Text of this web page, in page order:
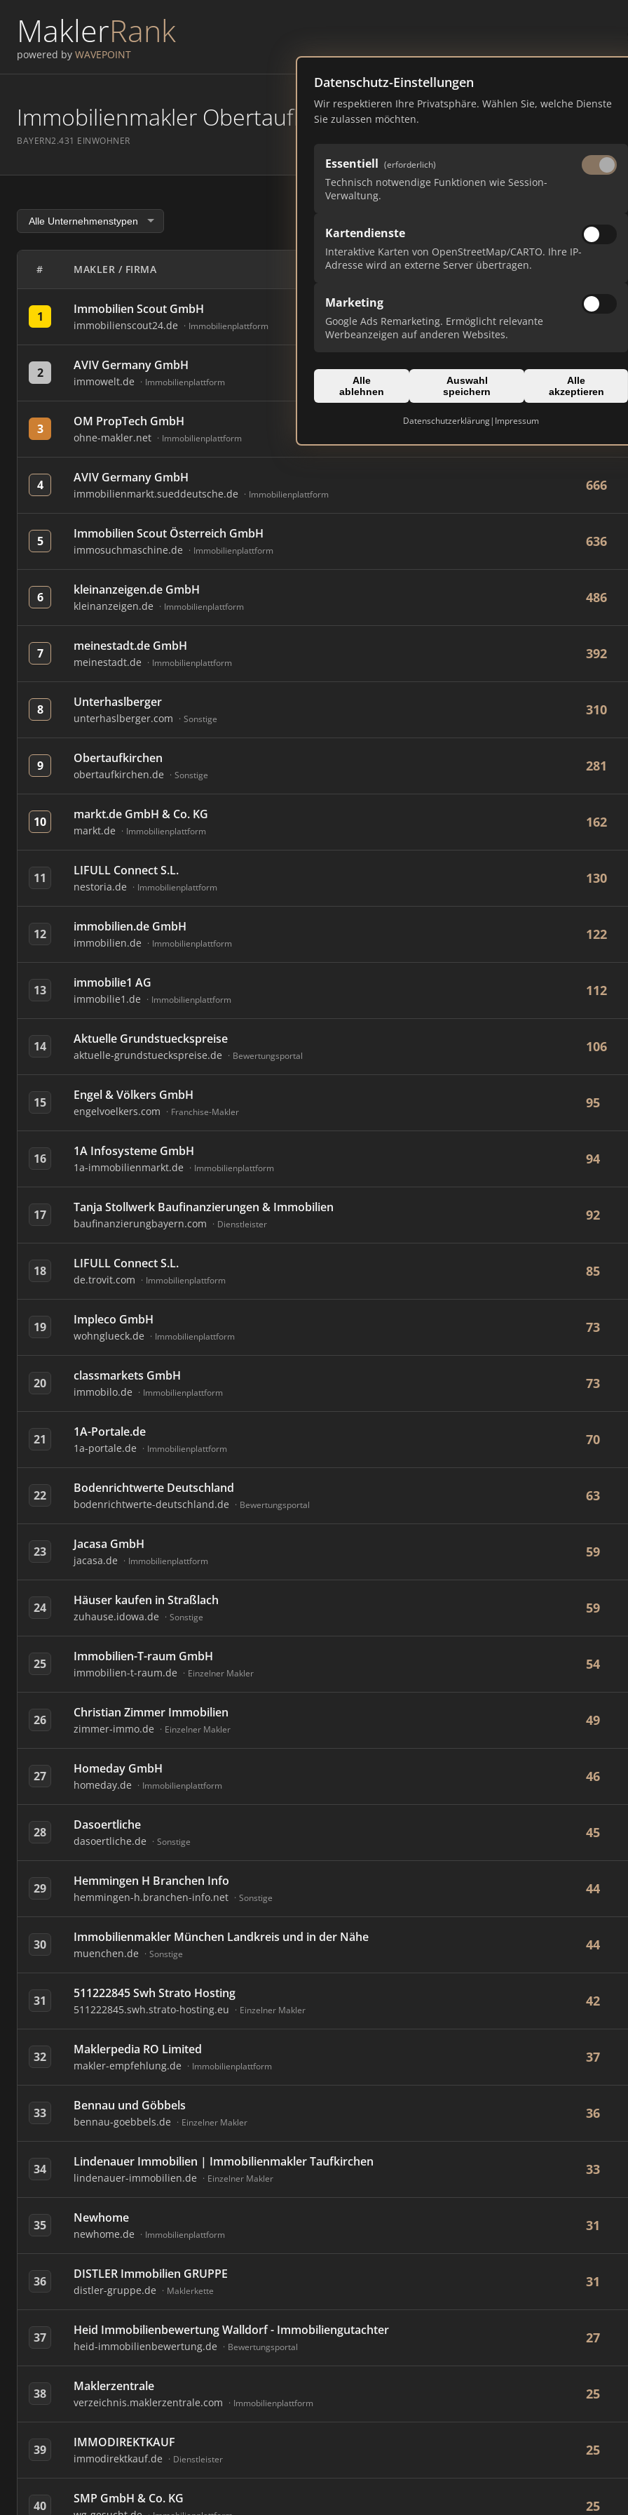
MaklerRank
powered by WAVEPOINT
Datenschutz-Einstellungen
Wir respektieren Ihre Privatsphäre. Wählen Sie, welche Dienste
Sie zulassen möchten.
Essentiell (erforderlich)
Technisch notwendige Funktionen wie Session-
Verwaltung.
Kartendienste
Interaktive Karten von OpenStreetMap/CARTO. Ihre IP-
Adresse wird an externe Server übertragen.
Marketing
Google Ads Remarketing. Ermöglicht relevante
Werbeanzeigen auf anderen Websites.
Alle
ablehnen
Auswahl
speichern
Alle
akzeptieren
Datenschutzerklärung| Impressum
Immobilienmakler Obertaufkirchen – Ranking Juli 2026
BAYERN2.431 EINWOHNER
# MAKLER / FIRMA
1 Immobilien Scout GmbH
immobilienscout24.de Immobilienplattform
894
2 AVIV Germany GmbH
immowelt.de Immobilienplattform
861
3 OM PropTech GmbH
ohne-makler.net Immobilienplattform
4 AVIV Germany GmbH
immobilienmarkt.sueddeutsche.de Immobilienplattform
666
5 Immobilien Scout Österreich GmbH
immosuchmaschine.de Immobilienplattform
636
6 kleinanzeigen.de GmbH
kleinanzeigen.de Immobilienplattform
486
7 meinestadt.de GmbH
meinestadt.de Immobilienplattform
392
8 Unterhaslberger
unterhaslberger.com Sonstige
310
9 Obertaufkirchen
obertaufkirchen.de Sonstige
281
10 markt.de GmbH & Co. KG
markt.de Immobilienplattform
162
11 LIFULL Connect S.L.
nestoria.de Immobilienplattform
130
12 immobilien.de GmbH
immobilien.de Immobilienplattform
122
13 immobilie1 AG
immobilie1.de Immobilienplattform
112
14 Aktuelle Grundstueckspreise
aktuelle-grundstueckspreise.de Bewertungsportal
106
15 Engel & Völkers GmbH
engelvoelkers.com Franchise-Makler
95
16 1A Infosysteme GmbH
1a-immobilienmarkt.de Immobilienplattform
94
17 Tanja Stollwerk Baufinanzierungen & Immobilien
baufinanzierungbayern.com Dienstleister
92
18 LIFULL Connect S.L.
de.trovit.com Immobilienplattform
85
19 Impleco GmbH
wohnglueck.de Immobilienplattform
73
20 classmarkets GmbH
immobilo.de Immobilienplattform
73
21 1A-Portale.de
1a-portale.de Immobilienplattform
70
22 Bodenrichtwerte Deutschland
bodenrichtwerte-deutschland.de Bewertungsportal
63
23 Jacasa GmbH
jacasa.de Immobilienplattform
59
24 Häuser kaufen in Straßlach
zuhause.idowa.de Sonstige
59
25 Immobilien-T-raum GmbH
immobilien-t-raum.de Einzelner Makler
54
26 Christian Zimmer Immobilien
zimmer-immo.de Einzelner Makler
49
27 Homeday GmbH
homeday.de Immobilienplattform
46
28 Dasoertliche
dasoertliche.de Sonstige
45
29 Hemmingen H Branchen Info
hemmingen-h.branchen-info.net Sonstige
44
30 Immobilienmakler München Landkreis und in der Nähe
muenchen.de Sonstige
44
31 511222845 Swh Strato Hosting
511222845.swh.strato-hosting.eu Einzelner Makler
42
32 Maklerpedia RO Limited
makler-empfehlung.de Immobilienplattform
37
33 Bennau und Göbbels
bennau-goebbels.de Einzelner Makler
36
34 Lindenauer Immobilien | Immobilienmakler Taufkirchen
lindenauer-immobilien.de Einzelner Makler
33
35 Newhome
newhome.de Immobilienplattform
31
36 DISTLER Immobilien GRUPPE
distler-gruppe.de Maklerkette
31
37 Heid Immobilienbewertung Walldorf - Immobiliengutachter
heid-immobilienbewertung.de Bewertungsportal
27
38 Maklerzentrale
verzeichnis.maklerzentrale.com Immobilienplattform
25
39 IMMODIREKTKAUF
immodirektkauf.de Dienstleister
25
40 SMP GmbH & Co. KG 25